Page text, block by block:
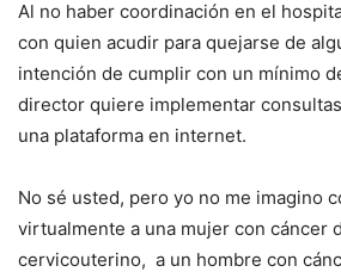
Al no haber coordinación en el
con quien acudir para quejarse de
intención de cumplir con un mínimo
director quiere implementar
una plataforma en internet.
No sé usted, pero yo no me imagino
virtualmente a una mujer con cáncer
cervicouterino, a un hombre con